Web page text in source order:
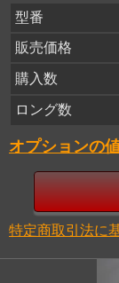
型番
販売価格
購入数
ロング数
オプションの
特定商取引法に